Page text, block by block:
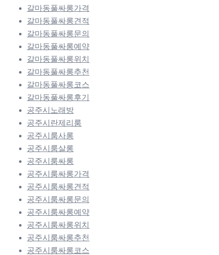
갈마동풀싸롱가격
갈마동풀싸롱견적
갈마동풀싸롱문의
갈마동풀싸롱예약
갈마동풀싸롱위치
갈마동풀싸롱추천
갈마동풀싸롱코스
갈마동풀싸롱후기
공주시노래방
공주시란제리룸
공주시룸사롱
공주시룸살롱
공주시룸싸롱
공주시룸싸롱가격
공주시룸싸롱견적
공주시룸싸롱문의
공주시룸싸롱예약
공주시룸싸롱위치
공주시룸싸롱추천
공주시룸싸롱코스